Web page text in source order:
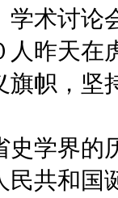
学术讨论
人昨天在
旗帜，坚
史学界的
民共和国